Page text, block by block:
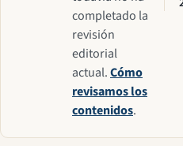
completado la
revisión
editorial
actual.Cómo
revisamos los
contenidos.